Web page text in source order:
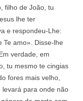
filho de João, tu
lhe ter
e respondeu-Lhe:
Te amo». Disse-lhe
verdade, em
tu mesmo te cingias
fores mais velho,
para onde não